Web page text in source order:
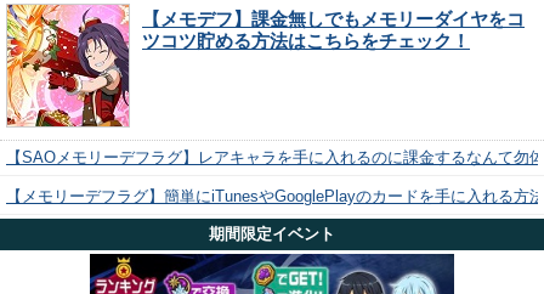
【メモデフ】課金無しでもメモリーダイヤをコ
ツコツ貯める方法はこちらをチェック！
【SAOメモリーデフラグ】レアキャラを手に入れるのに課金するなんて勿
【メモリーデフラグ】簡単にiTunesやGooglePlayのカードを手に入れる方
期間限定イベント